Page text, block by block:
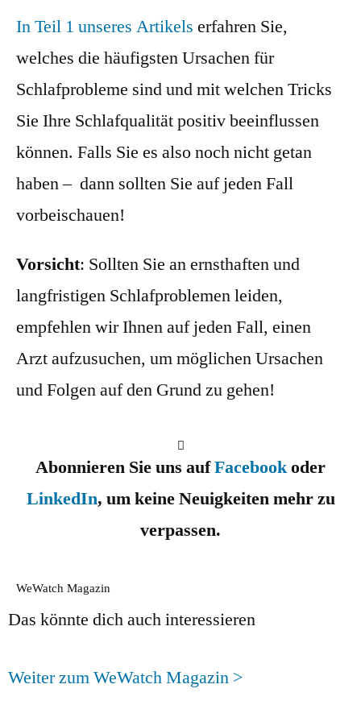
In Teil 1 unseres Artikels erfahren Sie,
welches die häufigsten Ursachen für
Schlafprobleme sind und mit welchen Tricks
Sie Ihre Schlafqualität positiv beeinflussen
können. Falls Sie es also noch nicht getan
haben – dann sollten Sie auf jeden Fall
vorbeischauen!
Vorsicht: Sollten Sie an ernsthaften und
langfristigen Schlafproblemen leiden,
empfehlen wir Ihnen auf jeden Fall, einen
Arzt aufzusuchen, um möglichen Ursachen
und Folgen auf den Grund zu gehen!
Abonnieren Sie uns aufFacebookoder
LinkedIn, um keine Neuigkeiten mehr zu
verpassen.
WeWatch Magazin
Das könnte dich auch interessieren
Weiter zum WeWatch Magazin >